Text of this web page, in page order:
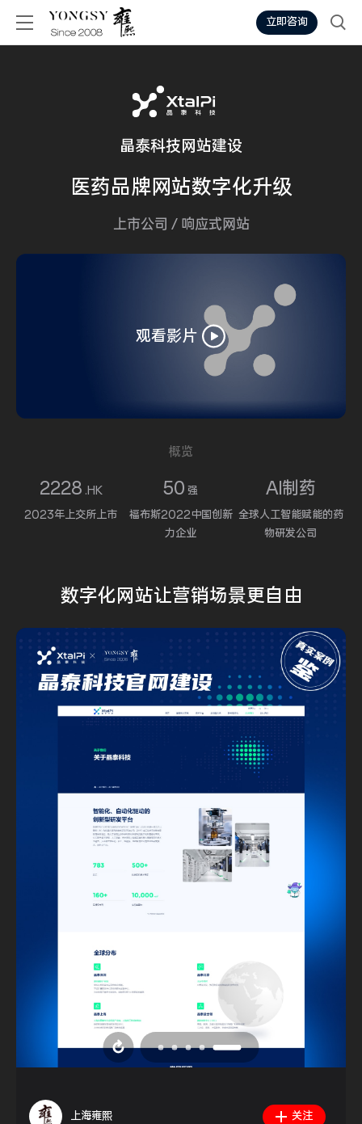
立即咨询
晶泰科技网站建设
医药品牌网站数字化升级
上市公司 / 响应式网站
观看影片
概览
2228 .HK
2023年上交所上市
50 强
福布斯2022中国创新
力企业
AI制药
全球人工智能赋能的药
物研发公司
数字化网站让营销场景更自由
上海雍熙 关注